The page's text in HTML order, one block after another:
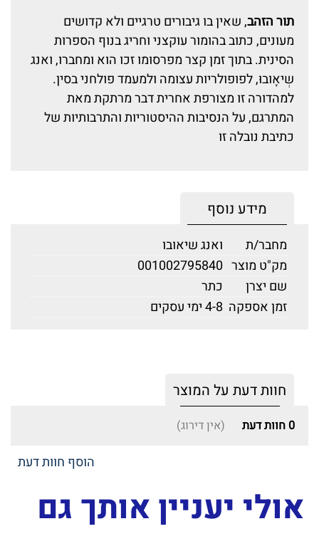
תור הזהב, שאין בו גיבורים טרגיים ולא קדושים
מעונים, כתוב בהומור עוקצני וחריג בנוף הספרות
הסינית. בתוך זמן קצר מפרסומו זכו הוא ומחברו, ואנג
שְיאָובוּ, לפופולריות עצומה ולמעמד פולחני בסין.
למהדורה זו מצורפת אחרית דבר מרתקת מאת
המתרגם, על הנסיבות ההיסטוריות והתרבותיות של
כתיבת נובלה זו
מידע נוסף
מחבר/ת
ואנג שיאובו
מק"ט מוצר 001002795840
שם יצרן
כתר
זמן אספקה 4-8 ימי עסקים
חוות דעת על המוצר
0 חוות דעת (אין דירוג)
הוסף חוות דעת
אולי יעניין אותך גם